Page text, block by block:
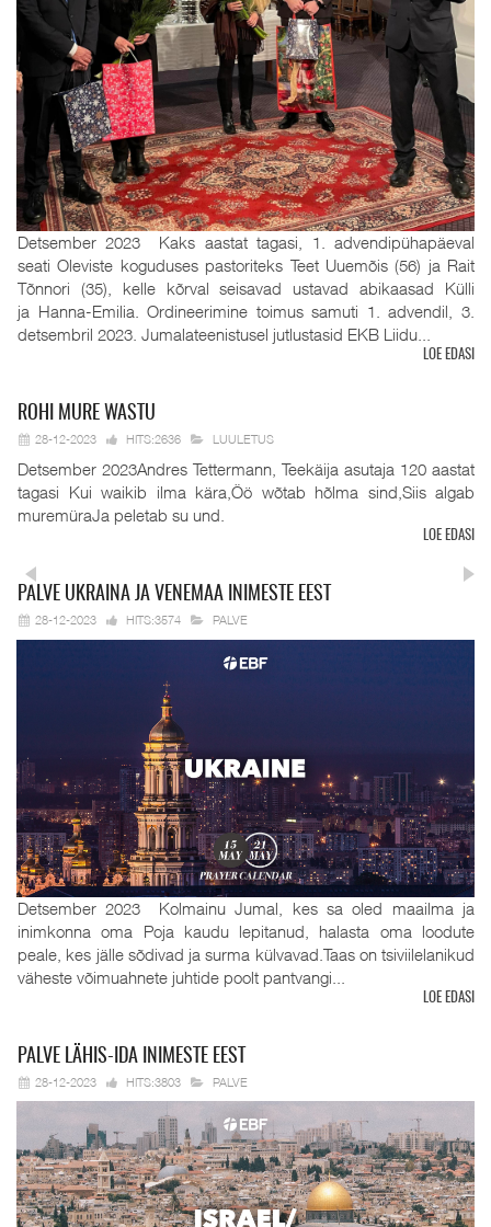
Detsember 2023 Kaks aastat tagasi, 1. advendipühapäeval
seati Oleviste koguduses pastoriteks Teet Uuemõis (56) ja Rait
Tõnnori (35), kelle kõrval seisavad ustavad abikaasad Külli
ja Hanna-Emilia. Ordineerimine toimus samuti 1. advendil, 3.
detsembril 2023. Jumalateenistusel jutlustasid EKB Liidu...
LOE EDASI
ROHI MURE WASTU
28-12-2023 HITS:2636 LUULETUS
Detsember 2023Andres Tettermann, Teekäija asutaja 120 aastat
tagasi Kui waikib ilma kära,Öö wõtab hõlma sind,Siis algab
muremüraJa peletab su und.
LOE EDASI
PALVE UKRAINA JA VENEMAA INIMESTE EEST
28-12-2023 HITS:3574 PALVE
Detsember 2023 Kolmainu Jumal, kes sa oled maailma ja
inimkonna oma Poja kaudu lepitanud, halasta oma loodute
peale, kes jälle sõdivad ja surma külvavad.Taas on tsiviilelanikud
väheste võimuahnete juhtide poolt pantvangi...
LOE EDASI
PALVE LÄHIS-IDA INIMESTE EEST
28-12-2023 HITS:3803 PALVE